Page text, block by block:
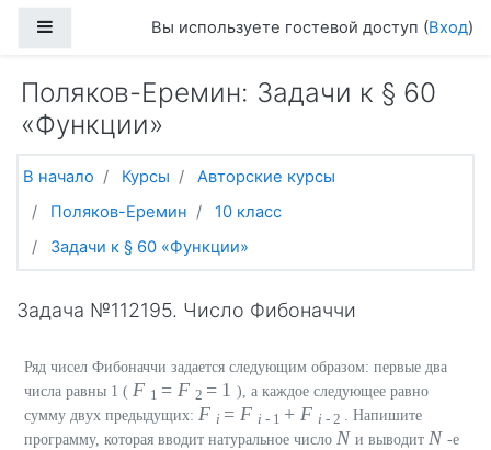
Боковая панельВы используете гостевой доступ (Вход)
Поляков-Еремин: Задачи к § 60
«Функции»
В начало Курсы
Авторские курсы
Поляков-Еремин
10 класс
Задачи к § 60 «Функции»
Задача №112195. Число Фибоначчи
Ряд чисел Фибоначчи задается следующим образом: первые два
числа равны 1 ( F 1 = F 2 = 1 ), а каждое следующее равно
сумму двух предыдущих: F i = F i - 1 + F i - 2
. Напишите
программу, которая вводит натуральное число N и выводит N -е